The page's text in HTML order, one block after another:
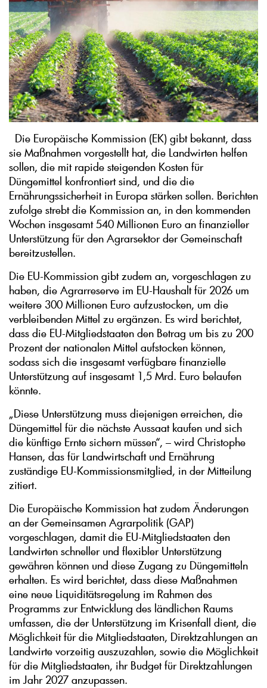
Die Europäische Kommission (EK) gibt bekannt, dass
sie Maßnahmen vorgestellt hat, die Landwirten helfen
sollen, die mit rapide steigenden Kosten für
Düngemittel konfrontiert sind, und die die
Ernährungssicherheit in Europa stärken sollen. Berichten
zufolge strebt die Kommission an, in den kommenden
Wochen insgesamt 540 Millionen Euro an finanzieller
Unterstützung für den Agrarsektor der Gemeinschaft
bereitzustellen.
Die EU-Kommission gibt zudem an, vorgeschlagen zu
haben, die Agrarreserve im EU-Haushalt für 2026 um
weitere 300 Millionen Euro aufzustocken, um die
verbleibenden Mittel zu ergänzen. Es wird berichtet,
dass die EU-Mitgliedstaaten den Betrag um bis zu 200
Prozent der nationalen Mittel aufstocken können,
sodass sich die insgesamt verfügbare finanzielle
Unterstützung auf insgesamt 1,5 Mrd. Euro belaufen
könnte.
„Diese Unterstützung muss diejenigen erreichen, die
Düngemittel für die nächste Aussaat kaufen und sich
die künftige Ernte sichern müssen“, – wird Christophe
Hansen, das für Landwirtschaft und Ernährung
zuständige EU-Kommissionsmitglied, in der Mitteilung
zitiert.
Die Europäische Kommission hat zudem Änderungen
an der Gemeinsamen Agrarpolitik (GAP)
vorgeschlagen, damit die EU-Mitgliedstaaten den
Landwirten schneller und flexibler Unterstützung
gewähren können und diese Zugang zu Düngemitteln
erhalten. Es wird berichtet, dass diese Maßnahmen
eine neue Liquiditätsregelung im Rahmen des
Programms zur Entwicklung des ländlichen Raums
umfassen, die der Unterstützung im Krisenfall dient, die
Möglichkeit für die Mitgliedstaaten, Direktzahlungen an
Landwirte vorzeitig auszuzahlen, sowie die Möglichkeit
für die Mitgliedstaaten, ihr Budget für Direktzahlungen
im Jahr 2027 anzupassen.